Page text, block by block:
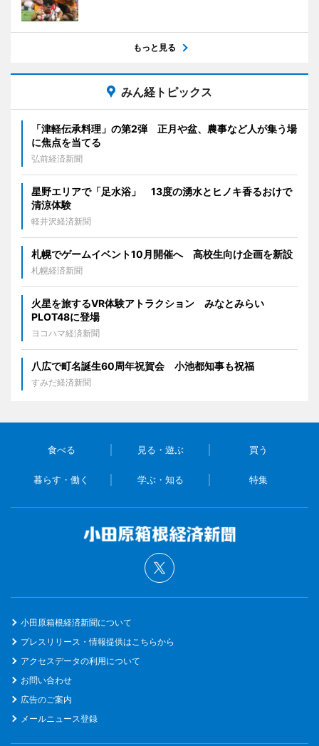
もっと見る
みん経トピックス
「津軽伝承料理」の第2弾 正月や盆、農事など人が集う場
に焦点を当てる
弘前経済新聞
星野エリアで「足水浴」 13度の湧水とヒノキ香るおけで
清涼体験
軽井沢経済新聞
札幌でゲームイベント10月開催へ 高校生向け企画を新設
札幌経済新聞
火星を旅するVR体験アトラクション みなとみらい
PLOT48に登場
ヨコハマ経済新聞
八広で町名誕生60周年祝賀会 小池都知事も祝福
すみだ経済新聞
食べる 見る・遊ぶ 買う
暮らす・働く 学ぶ・知る 特集
小田原箱根経済新聞について
プレスリリース・情報提供はこちらから
アクセスデータの利用について
お問い合わせ
広告のご案内
メールニュース登録